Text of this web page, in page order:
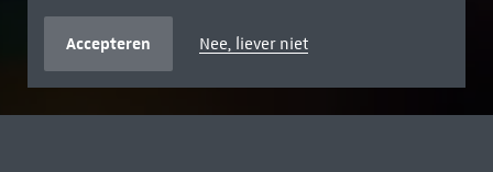
Accepteren Nee, liever niet